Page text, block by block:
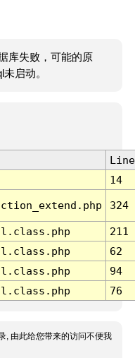
库失败，可能的原
启动。
Line
14
324
211
62
94
76
, 由此给您带来的访问不便我